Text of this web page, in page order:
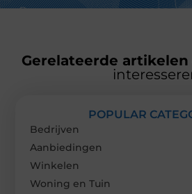
Gerelateerde artikelen
POPULAR
Bedrijven
Aanbiedingen
Winkelen
Woning en Tuin